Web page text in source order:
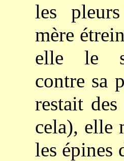
les
mère
elle le
contre sa
restait
cela), elle
les épines